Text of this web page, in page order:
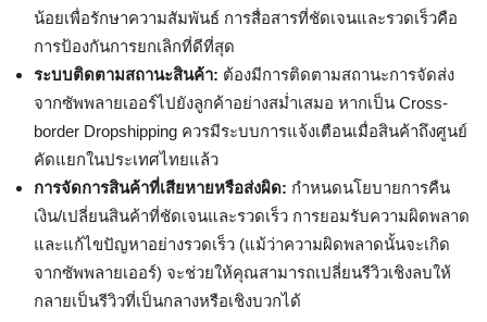
น้อยเพื่อรักษาความสัมพันธ์ การสื่อสารที่ชัดเจนและรวดเร็วคือ
การป้องกันการยกเลิกที่ดีที่สุด
ระบบติดตามสถานะสินค้า: ต้องมีการติดตามสถานะการจัดส่ง
จากซัพพลายเออร์ไปยังลูกค้าอย่างสม่ำเสมอ หากเป็น Cross-
border Dropshipping ควรมีระบบการแจ้งเตือนเมื่อสินค้าถึงศูนย์
คัดแยกในประเทศไทยแล้ว
การจัดการสินค้าที่เสียหายหรือส่งผิด: กำหนดนโยบายการคืน
เงิน/เปลี่ยนสินค้าที่ชัดเจนและรวดเร็ว การยอมรับความผิดพลาด
และแก้ไขปัญหาอย่างรวดเร็ว (แม้ว่าความผิดพลาดนั้นจะเกิด
จากซัพพลายเออร์) จะช่วยให้คุณสามารถเปลี่ยนรีวิวเชิงลบให้
กลายเป็นรีวิวที่เป็นกลางหรือเชิงบวกได้